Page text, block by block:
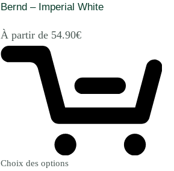
Bernd – Imperial White
À partir de 54.90€
Choix des options